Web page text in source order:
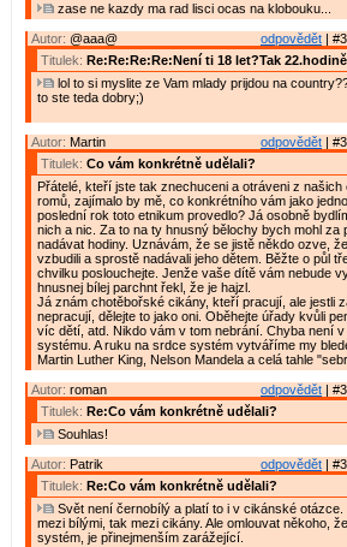
zase ne kazdy ma rad lisci ocas na klobouku...
odpovědět |
Autor: @aaa@
Titulek: Re:Re:Re:Re:Není ti 18 let?Tak
lol to si myslite ze Vam mlady prijdou na
to ste teda dobry;)
odpovědět |
Autor: Martin
Titulek: Co vám konkrétně udělali?
Přátelé, kteří jste tak znechuceni a otráveni z
romů, zajímalo by mě, co konkrétního vám jako
poslední rok toto etnikum provedlo? Já osobně
nich a nic. Za to na ty hnusný bělochy bych mohl za
nadávat hodiny. Uznávám, že se jistě někdo ozve,
vzbudili a sprostě nadávali jeho dětem. Běžte o půl
chvilku poslouchejte. Jenže vaše dítě vám nebude
hnusnej bílej parchnt řekl, že je hajzl.
Já znám chotěbořské cikány, kteří pracují, ale jestli
nepracují, dělejte to jako oni. Oběhejte úřady kvůli
víc dětí, atd. Nikdo vám v tom nebrání. Chyba není v
systému. A ruku na srdce systém vytváříme my
Martin Luther King, Nelson Mandela a celá tahle
odpovědět |
Autor: roman
Titulek: Re:Co vám konkrétně udělali?
Souhlas!
odpovědět |
Autor: Patrik
Titulek: Re:Co vám konkrétně udělali?
Svět není černobílý a platí to i v cikánské otázce.
mezi bílými, tak mezi cikány. Ale omlouvat někoho,
systém, je přinejmenším zarážející.